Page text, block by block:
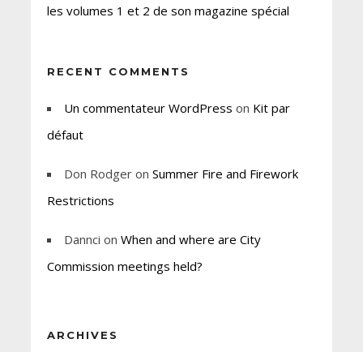
les volumes 1 et 2 de son magazine spécial
RECENT COMMENTS
Un commentateur WordPress on Kit par
défaut
Don Rodgeron Summer Fire and Firework
Restrictions
Dannci on When and where are City
Commission meetings held?
ARCHIVES